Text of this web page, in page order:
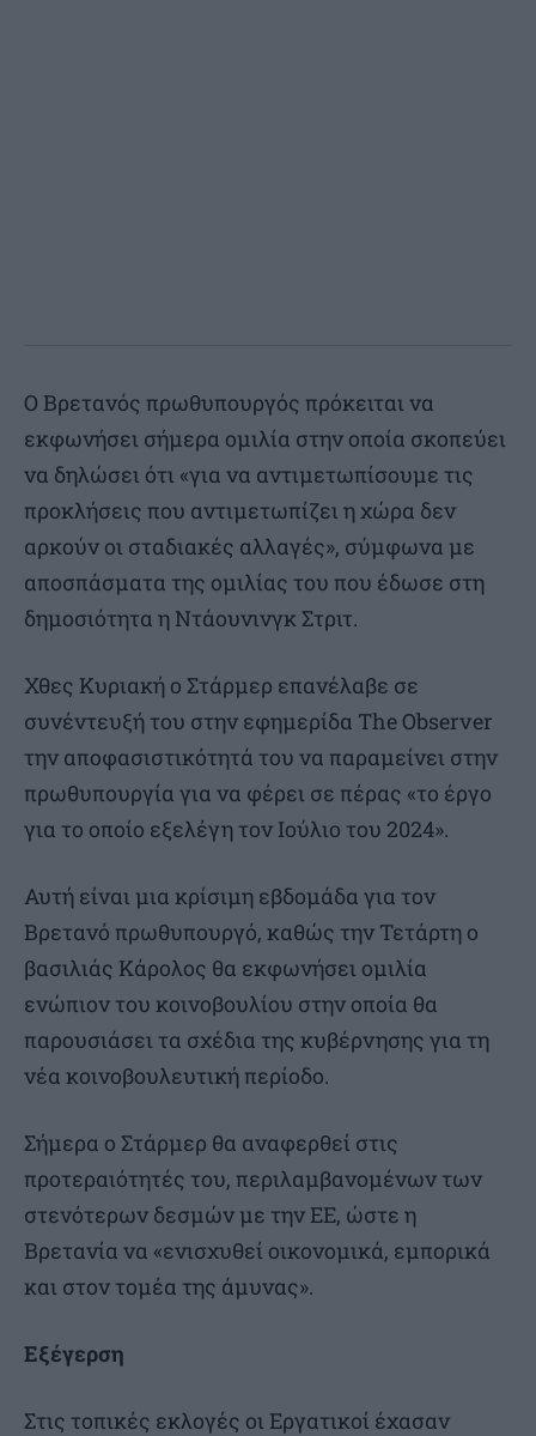
Ο Βρετανός πρωθυπουργός πρόκειται να
εκφωνήσει σήμερα ομιλία στην οποία σκοπεύει
να δηλώσει ότι «για να αντιμετωπίσουμε τις
προκλήσεις που αντιμετωπίζει η χώρα δεν
αρκούν οι σταδιακές αλλαγές», σύμφωνα με
αποσπάσματα της ομιλίας του που έδωσε στη
δημοσιότητα η Ντάουνινγκ Στριτ.
Χθες Κυριακή ο Στάρμερ επανέλαβε σε
συνέντευξή του στην εφημερίδα The Observer
την αποφασιστικότητά του να παραμείνει στην
πρωθυπουργία για να φέρει σε πέρας «το έργο
για το οποίο εξελέγη τον Ιούλιο του 2024».
Αυτή είναι μια κρίσιμη εβδομάδα για τον
Βρετανό πρωθυπουργό, καθώς την Τετάρτη ο
βασιλιάς Κάρολος θα εκφωνήσει ομιλία
ενώπιον του κοινοβουλίου στην οποία θα
παρουσιάσει τα σχέδια της κυβέρνησης για τη
νέα κοινοβουλευτική περίοδο.
Σήμερα ο Στάρμερ θα αναφερθεί στις
προτεραιότητές του, περιλαμβανομένων των
στενότερων δεσμών με την ΕΕ, ώστε η
Βρετανία να «ενισχυθεί οικονομικά, εμπορικά
και στον τομέα της άμυνας».
Εξέγερση
Στις τοπικές εκλογές οι Εργατικοί έχασαν